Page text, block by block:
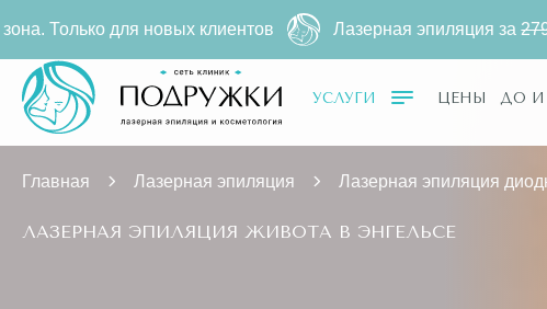
УСЛУГИ ЦЕНЫ ДО И
Главная Лазерная эпиляция Лазерная эпиляция
ЛАЗЕРНАЯ ЭПИЛЯЦИЯ ЖИВОТА В ЭНГЕЛЬСЕ
клиентов Лазерная эпиляция за2790 ₽500 ₽ ー любая